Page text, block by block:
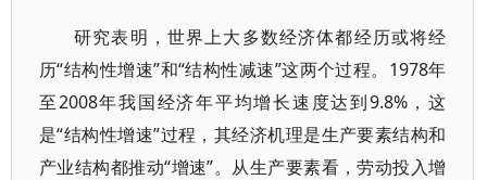
研究表明，世界上大多数经济体都经历或将经
历“结构性增速”和“结构性减速”这两个过程。1978年
至2008年我国经济年平均增长速度达到9.8%，这
是“结构性增速”过程，其经济机理是生产要素结构和
产业结构都推动“增速”。从生产要素看，劳动投入增